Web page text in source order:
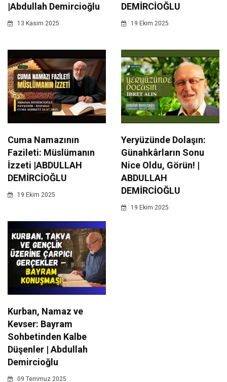
|Abdullah Demircioğlu
13 Kasim 2025
DEMİRCİOĞLU
19 Ekim 2025
Cuma Namazının
Fazileti: Müslümanın
İzzeti |ABDULLAH
DEMİRCİOĞLU
19 Ekim 2025
Yeryüzünde Dolaşın:
Günahkârların Sonu
Nice Oldu, Görün! |
ABDULLAH
DEMİRCİOĞLU
19 Ekim 2025
Kurban, Namaz ve
Kevser: Bayram
Sohbetinden Kalbe
Düşenler | Abdullah
Demircioğlu
09 Temmuz 2025